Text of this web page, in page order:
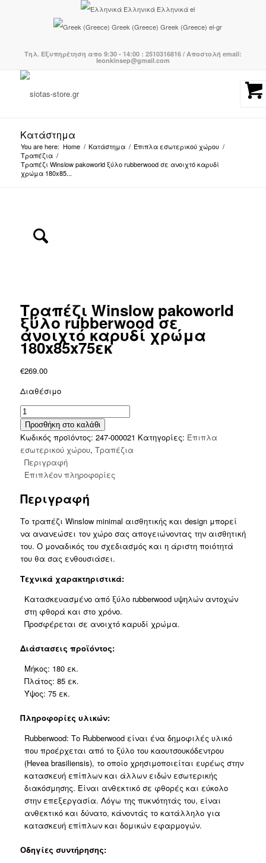
Ελληνικά Ελληνικά el
Greek (Greece) Greek (Greece) el-gr
Τηλ. Εξυπηρέτηση απο 9:30 - 14:00 : 2510316816 / Αποστολή email:
leonkinsep@gmail.com
Κατάστημα
You are here: Home / Κατάστημα / Έπιπλα εσωτερικού χώρου /
Τραπέζια /
Τραπέζι Winslow pakoworld ξύλο rubberwood σε ανοιχτό καρυδί
χρώμα 180x85...
Τραπέζι Winslow pakoworld
ξύλο rubberwood σε
ανοιχτό καρυδί χρώμα
180x85x75εκ
€269.00
Διαθέσιμο
Τραπέζι
Winslow
pakoworld
ξύλο
rubberwood
σε
καρυδί
180x85x75εκ
ποσότητα
Προσθήκη στο καλάθι
Κωδικός προϊόντος: 247-000021 Κατηγορίες: Έπιπλα
εσωτερικού χώρου, Τραπέζια
Περιγραφή
Επιπλέον πληροφορίες
Περιγραφή
Το τραπέζι Winslow minimal αισθητικής και design μπορεί
να ανανεώσει τον χώρο σας απογειώνοντας την αισθητική
του. Ο μοναδικός του σχεδιασμός και η άριστη ποιότητά
του θα σας ενθουσιάσει.
Τεχνικά χαρακτηριστικά:
Κατασκευασμένο από ξύλο rubberwood υψηλών αντοχών
στη φθορά και στο χρόνο.
Προσφέρεται σε ανοιχτό καρυδί χρώμα.
Διάστασεις προϊόντος:
Μήκος: 180 εκ.
Πλάτος: 85 εκ.
Ύψος: 75 εκ.
Πληροφορίες υλικών:
Rubberwood: Το Rubberwood είναι ένα δημοφιλές υλικό
που προέρχεται από το ξύλο του καουτσουκόδεντρου
(Hevea brasiliensis), το οποίο χρησιμοποιείται ευρέως στην
κατασκευή επίπλων και άλλων ειδών εσωτερικής
διακόσμησης. Είναι ανθεκτικό σε φθορές και εύκολο
στην επεξεργασία. Λόγω της πυκνότητάς του, είναι
ανθεκτικό και δύνατο, κάνοντάς το κατάλληλο για
κατασκευή επίπλων και δομικών εφαρμογών.
Οδηγίες συντήρησης: